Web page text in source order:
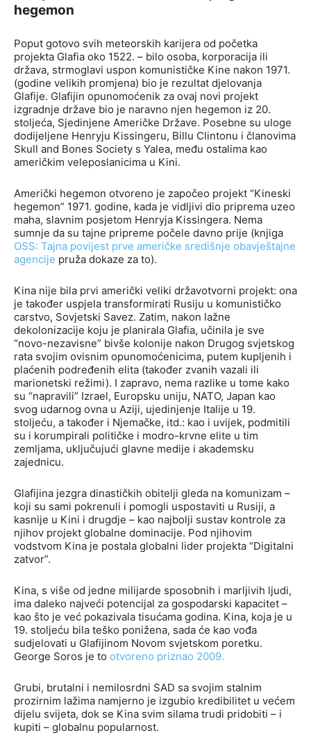
hegemon
Poput gotovo svih meteorskih karijera od početka
projekta Glafia oko 1522. – bilo osoba, korporacija ili
država, strmoglavi uspon komunističke Kine nakon 1971.
(godine velikih promjena) bio je rezultat djelovanja
Glafije. Glafijin opunomoćenik za ovaj novi projekt
izgradnje države bio je naravno njen hegemon iz 20.
stoljeća, Sjedinjene Američke Države. Posebne su uloge
dodijeljene Henryju Kissingeru, Billu Clintonu i članovima
Skull and Bones Society s Yalea, među ostalima kao
američkim veleposlanicima u Kini.
Američki hegemon otvoreno je započeo projekt “Kineski
hegemon” 1971. godine, kada je vidljivi dio priprema uzeo
maha, slavnim posjetom Henryja Kissingera. Nema
sumnje da su tajne pripreme počele davno prije (knjiga
OSS: Tajna povijest prve američke središnje obavještajne
agencije pruža dokaze za to).
Kina nije bila prvi američki veliki državotvorni projekt: ona
je također uspjela transformirati Rusiju u komunističko
carstvo, Sovjetski Savez. Zatim, nakon lažne
dekolonizacije koju je planirala Glafia, učinila je sve
“novo-nezavisne” bivše kolonije nakon Drugog svjetskog
rata svojim ovisnim opunomoćenicima, putem kupljenih i
plaćenih podređenih elita (također zvanih vazali ili
marionetski režimi). I zapravo, nema razlike u tome kako
su “napravili” Izrael, Europsku uniju, NATO, Japan kao
svog udarnog ovna u Aziji, ujedinjenje Italije u 19.
stoljeću, a također i Njemačke, itd.: kao i uvijek, podmitili
su i korumpirali političke i modro-krvne elite u tim
zemljama, uključujući glavne medije i akademsku
zajednicu.
Glafijina jezgra dinastičkih obitelji gleda na komunizam –
koji su sami pokrenuli i pomogli uspostaviti u Rusiji, a
kasnije u Kini i drugdje – kao najbolji sustav kontrole za
njihov projekt globalne dominacije. Pod njihovim
vodstvom Kina je postala globalni lider projekta “Digitalni
zatvor”.
Kina, s više od jedne milijarde sposobnih i marljivih ljudi,
ima daleko najveći potencijal za gospodarski kapacitet –
kao što je već pokazivala tisućama godina. Kina, koja je u
19. stoljeću bila teško ponižena, sada će kao vođa
sudjelovati u Glafijinom Novom svjetskom poretku.
George Soros je to otvoreno priznao 2009.
Grubi, brutalni i nemilosrdni SAD sa svojim stalnim
prozirnim lažima namjerno je izgubio kredibilitet u većem
dijelu svijeta, dok se Kina svim silama trudi pridobiti – i
kupiti – globalnu popularnost.